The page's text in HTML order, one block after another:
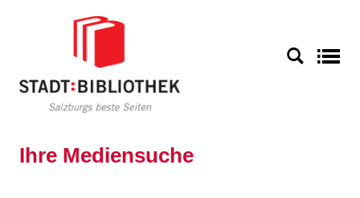
Ihre Mediensuche